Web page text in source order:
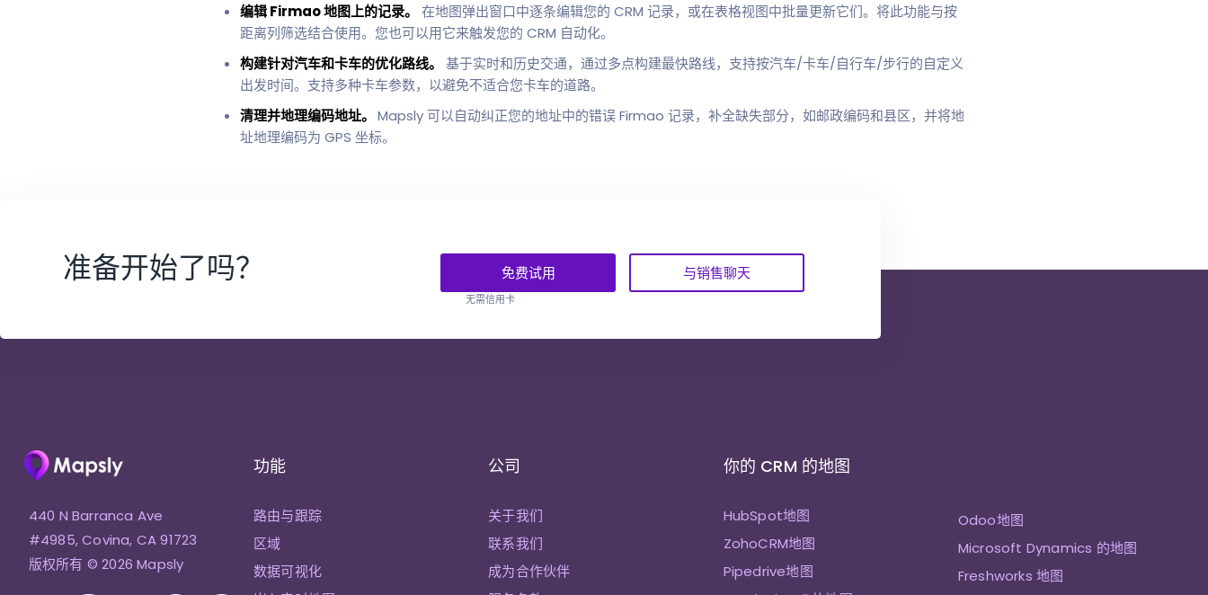
编辑 Firmao 地图上的记录。
在地图弹出窗口中逐条编辑您的 CRM 记录，或在表格视图中批量更新它们。将此功能与按
距离列筛选结合使用。您也可以用它来触发您的 CRM 自动化。
构建针对汽车和卡车的优化路线。
基于实时和历史交通，通过多点构建最快路线，支持按汽车/卡车/自行车/步行的自定义
出发时间。支持多种卡车参数，以避免不适合您卡车的道路。
清理并地理编码地址。 Mapsly 可以自动纠正您的地址中的错误 Firmao 记录，补全缺失部分，如邮政编码和县区，并将地
址地理编码为 GPS 坐标。
准备开始了吗？ 免费试用 与销售聊天
无需信用卡
440 N Barranca Ave
#4985, Covina, CA 91723
版权所有 © 2026 Mapsly
功能
路由与跟踪
区域
数据可视化
公司
关于我们
联系我们
成为合作伙伴
你的 CRM 的地图
HubSpot地图
ZohoCRM地图
Pipedrive地图
Odoo地图
Microsoft Dynamics 的地图
Freshworks 地图